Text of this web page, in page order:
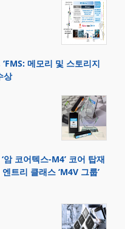
메모리 및 스토리지
상
코어텍스-M4’ 코어 탑재
트리 클래스 ‘M4V 그룹’